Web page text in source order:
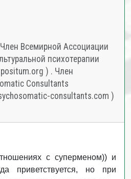
Всемирной Ассоциации
психотерапии
) . Член
Consultants
consultants.com )
с суперменом)) и
приветствуется, но при